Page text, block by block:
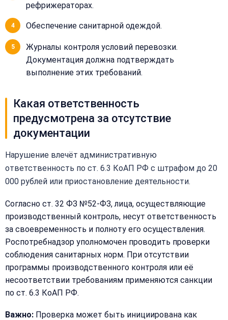
рефрижераторах.
Обеспечение санитарной одеждой.
Журналы контроля условий перевозки.
Документация должна подтверждать
выполнение этих требований.
Какая ответственность
предусмотрена за отсутствие
документации
Нарушение влечёт административную
ответственность по ст. 6.3 КоАП РФ с штрафом до 20
000 рублей или приостановление деятельности.
Согласно ст. 32 ФЗ №52-ФЗ, лица, осуществляющие
производственный контроль, несут ответственность
за своевременность и полноту его осуществления.
Роспотребнадзор уполномочен проводить проверки
соблюдения санитарных норм. При отсутствии
программы производственного контроля или её
несоответствии требованиям применяются санкции
по ст. 6.3 КоАП РФ.
Важно: Проверка может быть инициирована как
Согласен на
обработку
персональных
данных
+
Добавить
комментарий
обработку
персональных
Обычно
отвечаем
в течение
15 минут
Получить расчёт
Или
позвоните
+7
(499)
22-
40